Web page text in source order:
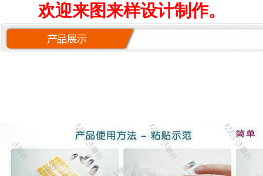
欢迎来图来样设计制作。